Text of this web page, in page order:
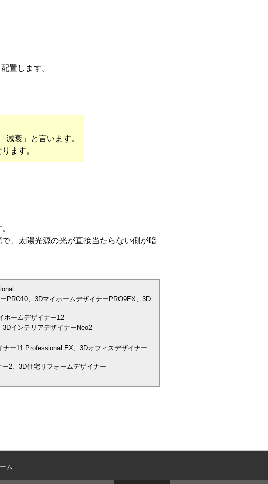
置します。
衰」と言います。
ます。
、太陽光源の光が直接当たらない側が暗
PRO10、3DマイホームデザイナーPRO9EX、3D
ホームデザイナー12
インテリアデザイナーNeo2
ー11 Professional EX、3Dオフィスデザイナー
2、3D住宅リフォームデザイナー
ム